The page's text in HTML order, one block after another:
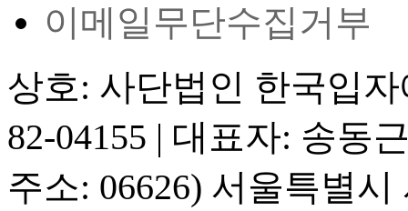
이메일무단수집거부
상호: 사단법인 한국입
82-04155 | 대표자: 송동
주소: 06626) 서울특별